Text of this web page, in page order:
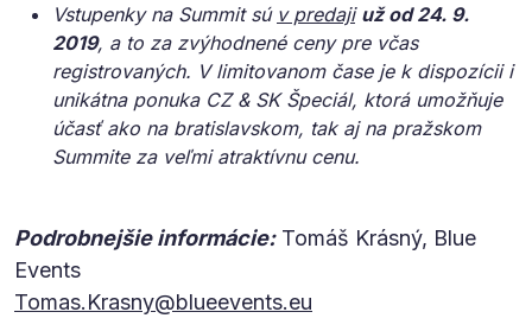
Vstupenky na Summit sú v predaji už od 24. 9.
2019, a to za zvýhodnené ceny pre včas
registrovaných. V limitovanom čase je k dispozícii i
unikátna ponuka CZ & SK Špeciál, ktorá umožňuje
účasť ako na bratislavskom, tak aj na pražskom
Summite za veľmi atraktívnu cenu.
Podrobnejšie informácie:Tomáš Krásný, Blue
Events
Tomas.Krasny@blueevents.eu